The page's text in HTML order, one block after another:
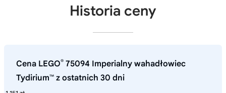
Historia ceny
Cena LEGO® 75094 Imperialny wahadłowiec
Tydirium™ z ostatnich 30 dni